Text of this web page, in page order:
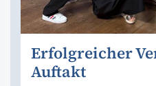
Erfolgreicher
Auftakt